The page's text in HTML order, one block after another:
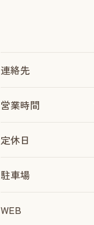
連絡先
営業時間
定休日
駐車場
WEB